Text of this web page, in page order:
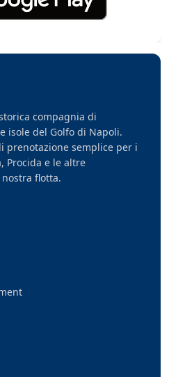
compagnia di
isole del Golfo di Napoli.
prenotazione semplice per i
Procida e le altre
flotta.